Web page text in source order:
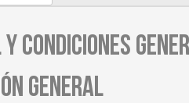
CONDICIONES
GENERAL